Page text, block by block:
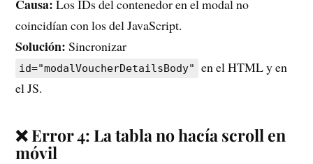
Causa: Los IDs del contenedor en el modal no
coincidían con los del JavaScript.
Solución: Sincronizar
id="modalVoucherDetailsBody"
en el HTML y en
el JS.
❌ Error 4: La tabla no hacía scroll en
móvil